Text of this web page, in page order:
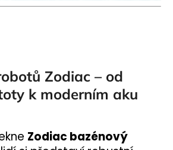
Zodiac – od
k moderním aku
Zodiac bazénový